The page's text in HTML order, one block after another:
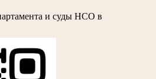
и суды НСО в